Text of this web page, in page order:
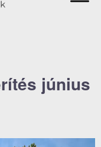
június